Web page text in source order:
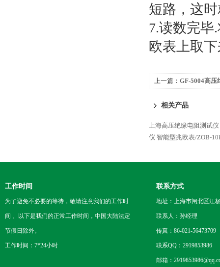
短路，这
7.读数完毕
欧表上取
上一篇： GF-5004高压
相关产品
上海高压绝缘电阻测试仪
仪 智能型兆欧表/ZOB-
工作时间
为了避免不必要的等待，敬请注意我们的工作时
间 。以下是我们的正常工作时间，中国大陆法定
节假日除外。
工作时间：7*24小时
联系方式
地址：上海市闸北区江
联系人：孙经理
传真：86-021-56473709
联系QQ：2919853986
邮箱：